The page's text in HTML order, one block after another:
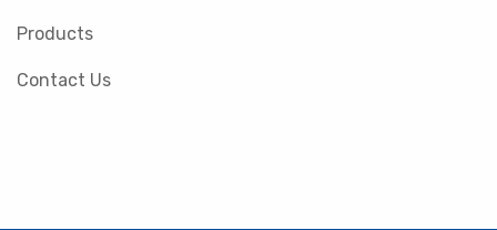
Products
Contact Us